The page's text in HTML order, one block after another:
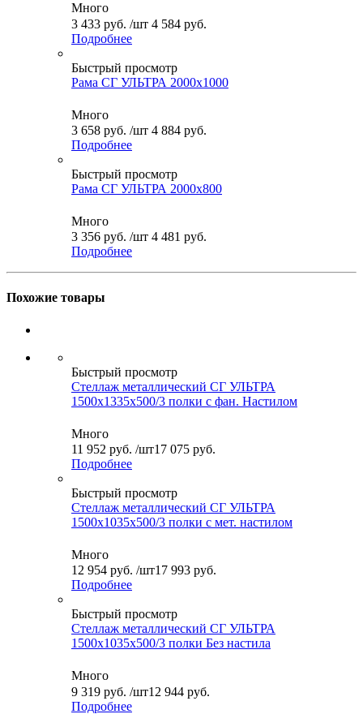
Много
3 433 руб. /шт 4 584 руб.
Подробнее
Быстрый просмотр
Рама СГ УЛЬТРА 2000x1000
Много
3 658 руб. /шт 4 884 руб.
Подробнее
Быстрый просмотр
Рама СГ УЛЬТРА 2000x800
Много
3 356 руб. /шт 4 481 руб.
Подробнее
Похожие товары
Быстрый просмотр
Стеллаж металлический СГ УЛЬТРА
1500x1335x500/3 полки с фан. Настилом
Много
11 952 руб. /шт17 075 руб.
Подробнее
Быстрый просмотр
Стеллаж металлический СГ УЛЬТРА
1500x1035x500/3 полки с мет. настилом
Много
12 954 руб. /шт17 993 руб.
Подробнее
Быстрый просмотр
Стеллаж металлический СГ УЛЬТРА
1500x1035x500/3 полки Без настила
Много
9 319 руб. /шт12 944 руб.
Подробнее